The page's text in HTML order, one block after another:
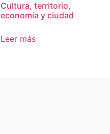
Cultura, territorio,
economía y ciudad
Leer más